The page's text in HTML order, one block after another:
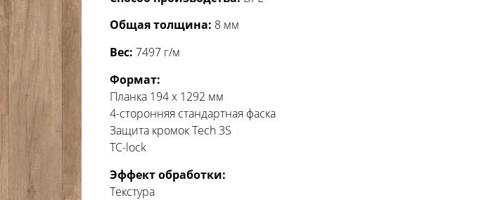
Общая толщина: 8 мм
Вес: 7497 г/м
Формат:
Планка 194 x 1292 мм
4-сторонняя стандартная фаска
Защита кромок Tech 3S
TC-lock
Эффект обработки:
Текстура